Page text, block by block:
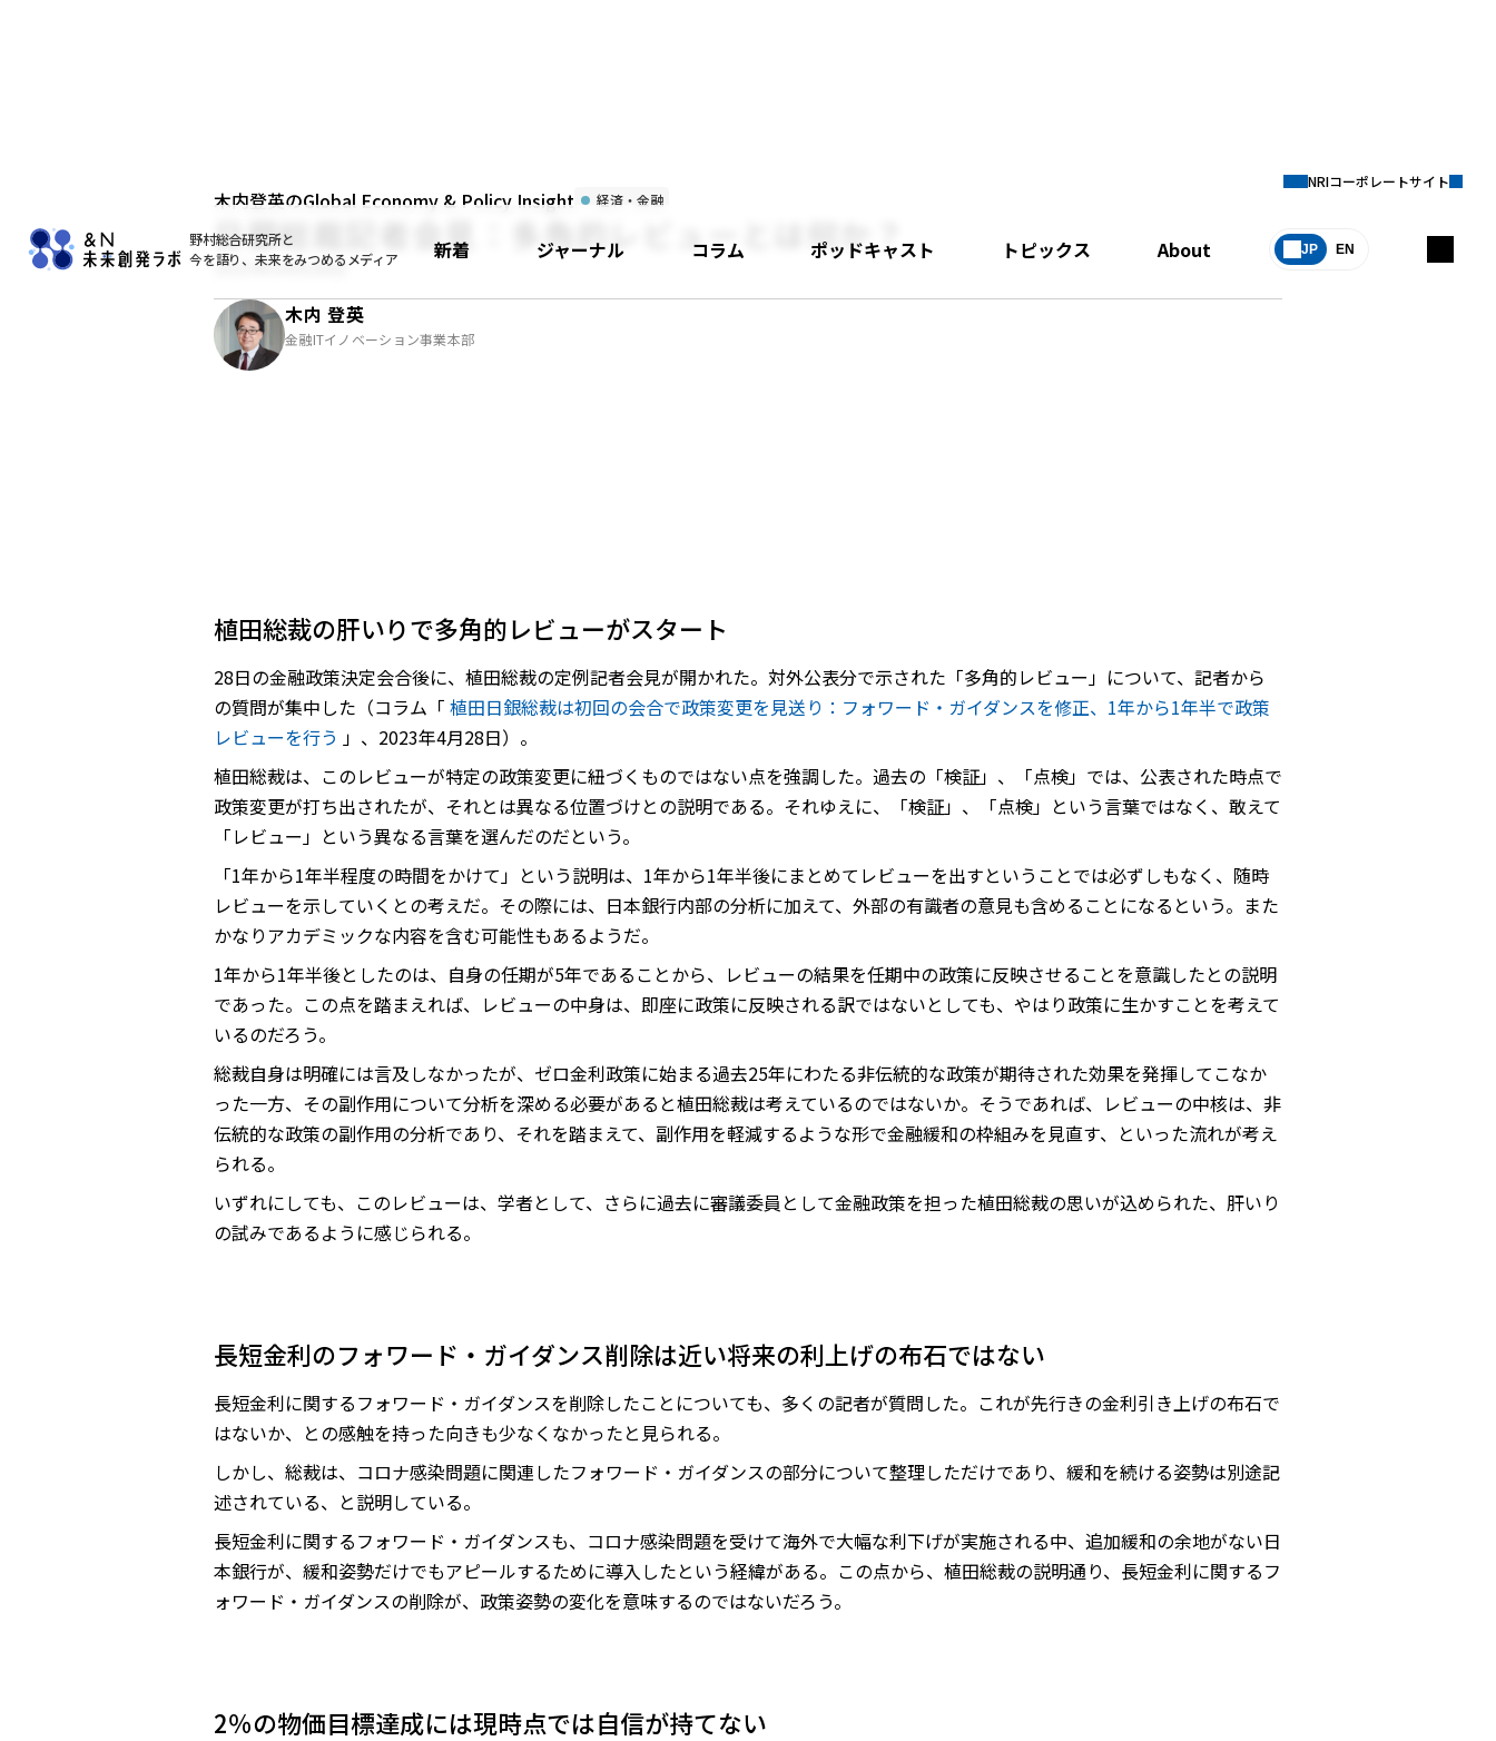
野村総合研究所と
今を語り、未来をみつめるメディア
新着 ジャーナル コラム ポッドキャスト トピックス About JP EN
NRIコーポレートサイト
木内登英のGlobal Economy & Policy Insight 経済・金融
日銀総裁記者会見：多角的レビューとは何か？
2023年04月28日
木内 登英
金融ITイノベーション事業本部
植田総裁の肝いりで多角的レビューがスタート
28日の金融政策決定会合後に、植田総裁の定例記者会見が開かれた。対外公表分で示された「多角的レビュー」について、記者から
の質問が集中した（コラム「 植田日銀総裁は初回の会合で政策変更を見送り：フォワード・ガイダンスを修正、1年から1年半で政策
レビューを行う 」、2023年4月28日）。
植田総裁は、このレビューが特定の政策変更に紐づくものではない点を強調した。過去の「検証」、「点検」では、公表された時点で
政策変更が打ち出されたが、それとは異なる位置づけとの説明である。それゆえに、「検証」、「点検」という言葉ではなく、敢えて
「レビュー」という異なる言葉を選んだのだという。
「1年から1年半程度の時間をかけて」という説明は、1年から1年半後にまとめてレビューを出すということでは必ずしもなく、随時
レビューを示していくとの考えだ。その際には、日本銀行内部の分析に加えて、外部の有識者の意見も含めることになるという。また
かなりアカデミックな内容を含む可能性もあるようだ。
1年から1年半後としたのは、自身の任期が5年であることから、レビューの結果を任期中の政策に反映させることを意識したとの説明
であった。この点を踏まえれば、レビューの中身は、即座に政策に反映される訳ではないとしても、やはり政策に生かすことを考えて
いるのだろう。
総裁自身は明確には言及しなかったが、ゼロ金利政策に始まる過去25年にわたる非伝統的な政策が期待された効果を発揮してこなか
った一方、その副作用について分析を深める必要があると植田総裁は考えているのではないか。そうであれば、レビューの中核は、非
伝統的な政策の副作用の分析であり、それを踏まえて、副作用を軽減するような形で金融緩和の枠組みを見直す、といった流れが考え
られる。
いずれにしても、このレビューは、学者として、さらに過去に審議委員として金融政策を担った植田総裁の思いが込められた、肝いり
の試みであるように感じられる。
長短金利のフォワード・ガイダンス削除は近い将来の利上げの布石ではない
長短金利に関するフォワード・ガイダンスを削除したことについても、多くの記者が質問した。これが先行きの金利引き上げの布石で
はないか、との感触を持った向きも少なくなかったと見られる。
しかし、総裁は、コロナ感染問題に関連したフォワード・ガイダンスの部分について整理しただけであり、緩和を続ける姿勢は別途記
述されている、と説明している。
長短金利に関するフォワード・ガイダンスも、コロナ感染問題を受けて海外で大幅な利下げが実施される中、追加緩和の余地がない日
本銀行が、緩和姿勢だけでもアピールするために導入したという経緯がある。この点から、植田総裁の説明通り、長短金利に関するフ
ォワード・ガイダンスの削除が、政策姿勢の変化を意味するのではないだろう。
2％の物価目標達成には現時点では自信が持てない